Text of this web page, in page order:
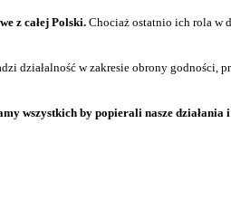
z całej Polski.Chociaż ostatnio ich rola w
działalność w zakresie obrony
wszystkich by popierali nasze